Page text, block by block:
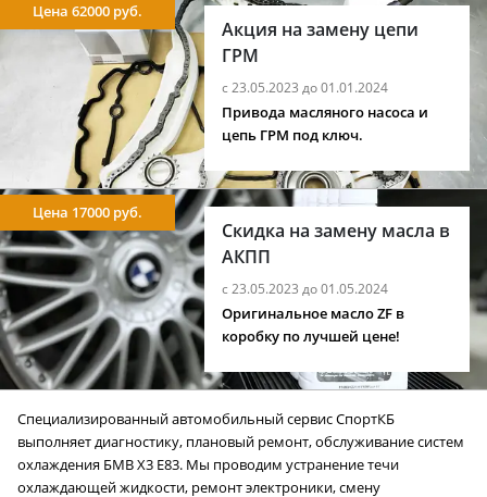
Акция на замену цепи
ГРМ
с 23.05.2023 до 01.01.2024
Цена 62000 руб.
Привода масляного насоса и
цепь ГРМ под ключ.
Скидка на замену масла в
АКПП
с 23.05.2023 до 01.05.2024
Цена 17000 руб.
Оригинальное масло ZF в
коробку по лучшей цене!
Специализированный автомобильный сервис СпортКБ
выполняет диагностику, плановый ремонт, обслуживание систем
охлаждения БМВ X3 E83. Мы проводим устранение течи
охлаждающей жидкости, ремонт электроники, смену